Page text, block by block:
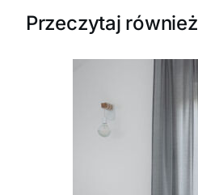
Przeczytaj również